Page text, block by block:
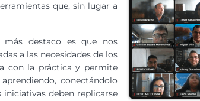
que, sin lugar a
más destaco es que nos
a las necesidades de los
con la práctica y permite
conectándolo
deben replicarse